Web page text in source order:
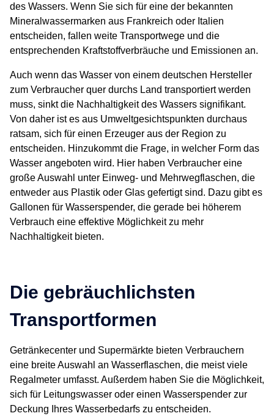
des Wassers. Wenn Sie sich für eine der bekannten
Mineralwassermarken aus Frankreich oder Italien
entscheiden, fallen weite Transportwege und die
entsprechenden Kraftstoffverbräuche und Emissionen an.
Auch wenn das Wasser von einem deutschen Hersteller
zum Verbraucher quer durchs Land transportiert werden
muss, sinkt die Nachhaltigkeit des Wassers signifikant.
Von daher ist es aus Umweltgesichtspunkten durchaus
ratsam, sich für einen Erzeuger aus der Region zu
entscheiden. Hinzukommt die Frage, in welcher Form das
Wasser angeboten wird. Hier haben Verbraucher eine
große Auswahl unter Einweg- und Mehrwegflaschen, die
entweder aus Plastik oder Glas gefertigt sind. Dazu gibt es
Gallonen für Wasserspender, die gerade bei höherem
Verbrauch eine effektive Möglichkeit zu mehr
Nachhaltigkeit bieten.
Die gebräuchlichsten
Transportformen
Getränkecenter und Supermärkte bieten Verbrauchern
eine breite Auswahl an Wasserflaschen, die meist viele
Regalmeter umfasst. Außerdem haben Sie die Möglichkeit,
sich für Leitungswasser oder einen Wasserspender zur
Deckung Ihres Wasserbedarfs zu entscheiden.